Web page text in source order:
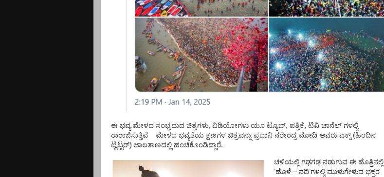
ಈ ಭವ್ಯ ಮೇಳದ ಸಂಭ್ರಮದ ಚಿತ್ರಗಳು, ವಿಡಿಯೋಗಳು ಯೂ ಟ್ಯೂಬ್‌, ಪತ್ರಿಕೆ, ಟಿವಿ ಚಾನೆಲ್‌ ಗಳಲ್ಲಿ
ರಾರಾಜಿಸುತ್ತಿವೆ ಮೇಳದ ಭವ್ಯತೆಯ ಕ್ಷಣಗಳ ಚಿತ್ರವನ್ನು ಪ್ರಧಾನಿ ನರೇಂದ್ರ ಮೋದಿ ಅವರು ಎಕ್ಸ್‌ (ಹಿಂದಿನ
ಟ್ವಿಟ್ಟರ್)‌ ಜಾಲತಾಣದಲ್ಲಿ ಹಂಚಿಕೊಂಡಿದ್ದಾರೆ.
ಚಳಿಯಲ್ಲಿ ಗಢಗಢ ನಡುಗುವ ಈ ಹೊತ್ತಿನಲ್ಲಿ
ʼಹೊಳೆ – ನದಿʼಗಳಲ್ಲಿ ಮುಳುಗೇಳುವ ಭಕ್ತರ